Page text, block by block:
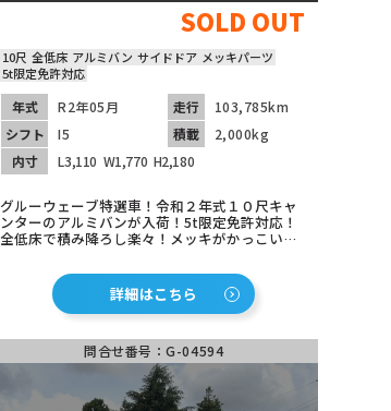
SOLD OUT
10尺 全低床 アルミバン サイドドア メッキパーツ
5t限定免許対応
年式 R2年05月 走行
103,785km
シフト
I5 積載
2,000kg
内寸
L3,110 W1,770 H2,180
グルーウェーブ特選車！令和２年式１０尺キャ
ンターのアルミバンが入荷！5t限定免許対応！
全低床で積み降ろし楽々！メッキがかっこい
キャンターのアルミバンが入荷！5t限定免許対
応！全低床で積み降ろし楽々！メッキがかっこ
いい！ETC車載器も装着済み！
詳細はこちら
問合せ番号：G-04594